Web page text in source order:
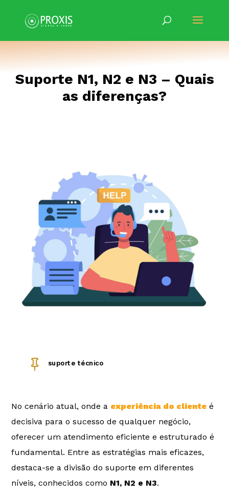
Suporte N1, N2 e N3 – Quais
as diferenças?
 suporte técnico
No cenário atual, onde a experiência do cliente é
decisiva para o sucesso de qualquer negócio,
oferecer um atendimento eficiente e estruturado é
fundamental. Entre as estratégias mais eficazes,
destaca-se a divisão do suporte em diferentes
níveis, conhecidos como N1, N2 e N3.